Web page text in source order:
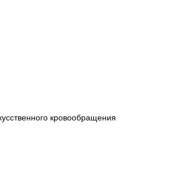
кровообращения